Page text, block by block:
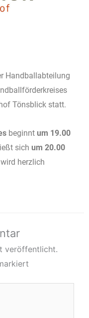
Handballabteilung
Tönsblick statt.
beginnt um 19.00
sich um 20.00
herzlich
veröffentlicht.